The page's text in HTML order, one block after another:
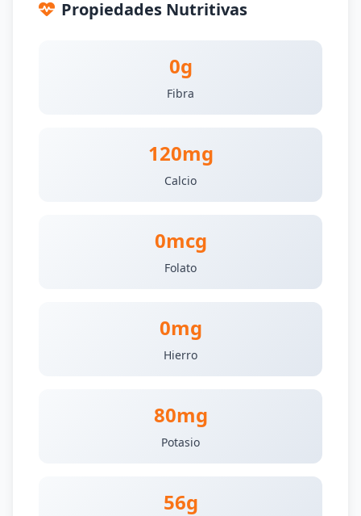
Propiedades Nutritivas
0g
Fibra
120mg
Calcio
0mcg
Folato
0mg
Hierro
80mg
Potasio
56g